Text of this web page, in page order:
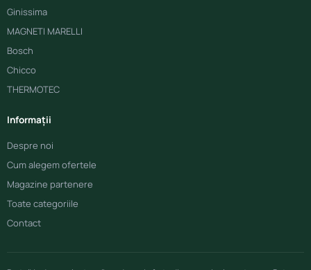
Ginissima
MAGNETI MARELLI
Bosch
Chicco
THERMOTEC
Informații
Despre noi
Cum alegem ofertele
Magazine partenere
Toate categoriile
Contact